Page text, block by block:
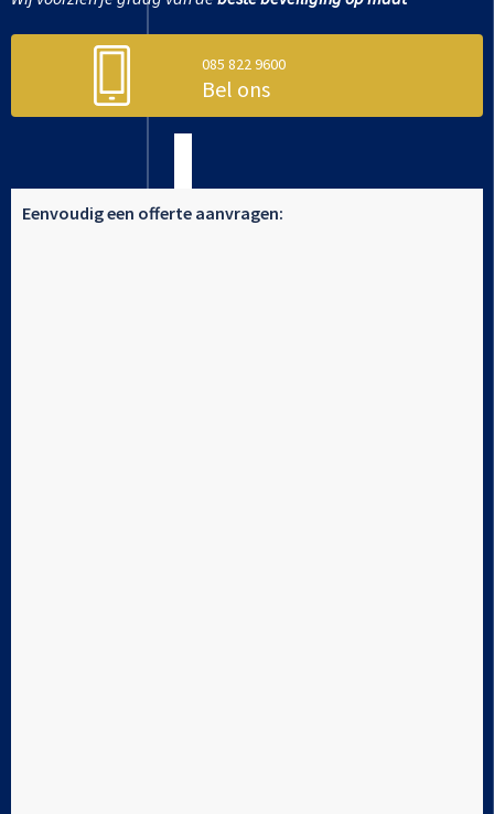
085 822 9600
Bel ons
Eenvoudig een offerte aanvragen: